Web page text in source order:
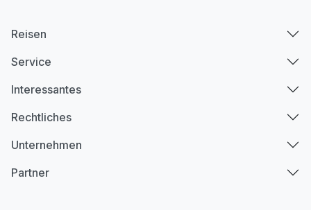
Reisen
Service
Interessantes
Rechtliches
Unternehmen
Partner